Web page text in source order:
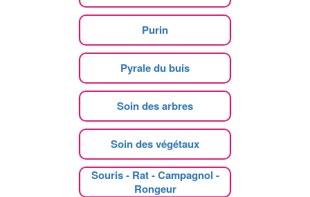
Purin
Pyrale du buis
Soin des arbres
Soin des végétaux
Souris - Rat - Campagnol -
Rongeur